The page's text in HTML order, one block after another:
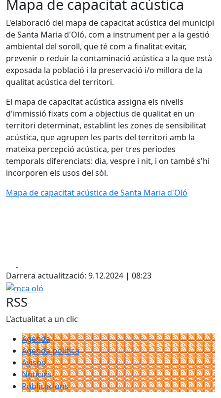
Mapa de capacitat acústica
L'elaboració del mapa de capacitat acústica del municipi
de Santa Maria d'Oló, com a instrument per a la gestió
ambiental del soroll, que té com a finalitat evitar,
prevenir o reduir la contaminació acústica a la que està
exposada la població i la preservació i/o millora de la
qualitat acústica del territori.
El mapa de capacitat acústica assigna els nivells
d'immissió fixats com a objectius de qualitat en un
territori determinat, establint les zones de sensibilitat
acústica, que agrupen les parts del territori amb la
mateixa percepció acústica, per tres períodes
temporals diferenciats: dia, vespre i nit, i on també s'hi
incorporen els usos del sòl.
Mapa de capacitat acústica de Santa Maria d'Oló
Darrera actualització: 9.12.2024 | 08:23
mca oló
RSS
L'actualitat a un clic
Agenda
Agenda política
Avisos
Notícies
Publicacions